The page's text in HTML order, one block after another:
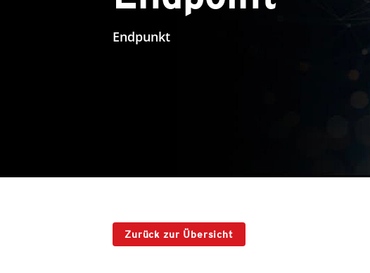
Endpunkt
Zurück zur Übersicht